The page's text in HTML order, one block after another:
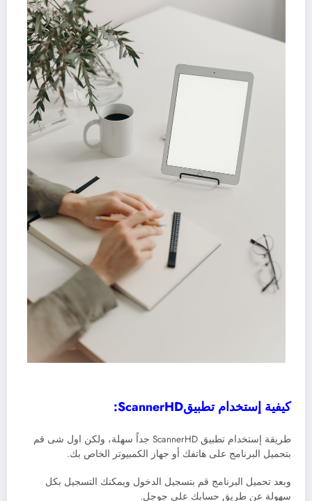
كيفية إستخدام تطبيقScannerHD:
طريقة إستخدام تطبيق ScannerHD جداً سهلة، ولكن اول شى قم
بتحميل البرنامج على هاتفك أو جهاز الكمبيوتر الخاص بك.
وبعد تحميل البرنامج قم بتسجيل الدخول ويمكنك التسجيل بكل
سهولة عن طريق حسابك على جوجل.